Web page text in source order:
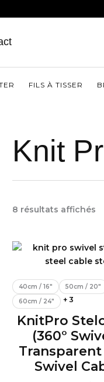
FILS À TISSER
Knit
8 résultats affichés
40cm / 16"
50cm / 20"
60cm / 24"
+ 3
KnitPro
(360°
Transparent
Swivel